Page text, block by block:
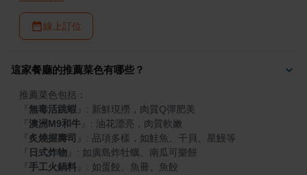
線上訂位
這家餐廳的推薦菜色有哪些？
無毒活跳蝦
澳洲M9和牛
炙燒握壽司
日式炸物
手工火鍋料